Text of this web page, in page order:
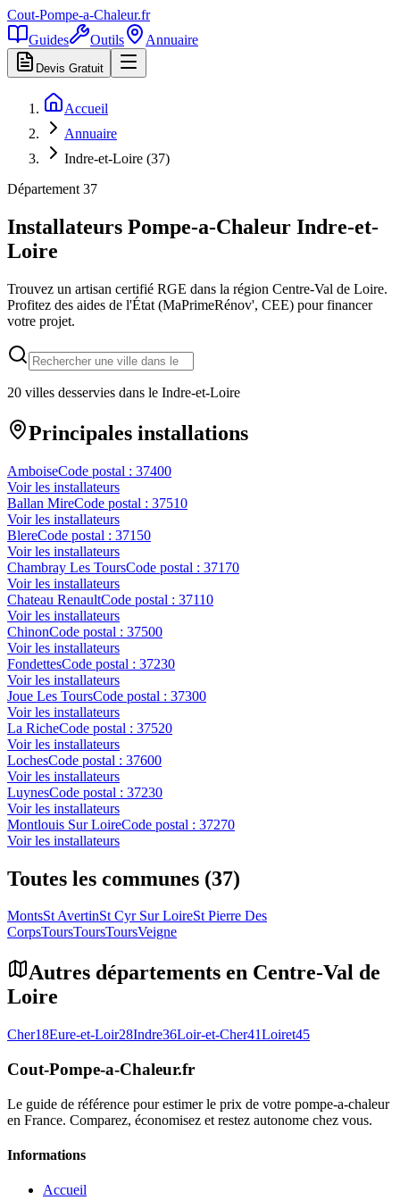
Cout-Pompe-a-Chaleur.fr
Guides
Outils Annuaire
Devis Gratuit
Accueil
Annuaire
Indre-et-Loire (37)
Département 37
Installateurs Pompe-a-Chaleur Indre-et-
Loire
Trouvez un artisan certifié RGE dans la région Centre-Val de Loire.
Profitez des aides de l'État (MaPrimeRénov', CEE) pour financer
votre projet.
20 villes desservies dans le Indre-et-Loire
Principales installations
AmboiseCode postal : 37400
Voir les installateurs
Ballan MireCode postal : 37510
Voir les installateurs
BlereCode postal : 37150
Voir les installateurs
Chambray Les ToursCode postal : 37170
Voir les installateurs
Chateau RenaultCode postal : 37110
Voir les installateurs
ChinonCode postal : 37500
Voir les installateurs
FondettesCode postal : 37230
Voir les installateurs
Joue Les ToursCode postal : 37300
Voir les installateurs
La RicheCode postal : 37520
Voir les installateurs
LochesCode postal : 37600
Voir les installateurs
LuynesCode postal : 37230
Voir les installateurs
Montlouis Sur LoireCode postal : 37270
Voir les installateurs
Toutes les communes (37)
MontsSt AvertinSt Cyr Sur LoireSt Pierre Des
CorpsToursToursToursVeigne
Autres départements en Centre-Val de
Loire
Cher18Eure-et-Loir28Indre36Loir-et-Cher41Loiret45
Cout-Pompe-a-Chaleur.fr
Le guide de référence pour estimer le prix de votre pompe-a-chaleur
en France. Comparez, économisez et restez autonome chez vous.
Informations
Accueil